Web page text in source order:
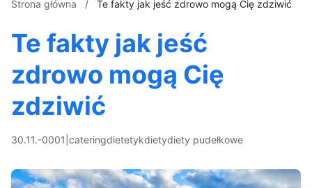
Strona główna / Te fakty jak jeść zdrowo mogą Cię zdziwić
Te fakty jak jeść
zdrowo mogą Cię
zdziwić
30.11.-0001 cateringdietetykdietydiety pudełkowe